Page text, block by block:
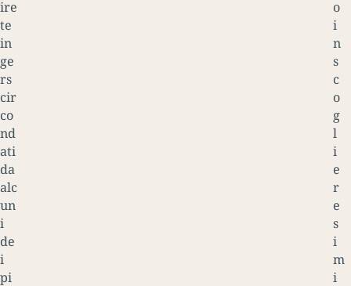
ire
te
in
ge
rs
cir
co
nd
ati
da
alc
un
i
de
i
pi
o
i
n
s
c
o
g
l
i
e
r
e
s
i
m
i